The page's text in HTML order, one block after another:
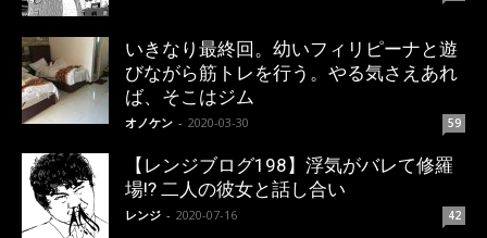
いきなり最終回。幼いフィリピーナと遊
びながら筋トレを行う。やる気さえあれ
ば、そこはジム
オノケン - 2020-03-30 59
【レンジブログ198】浮気がバレて修羅
場!? 二人の彼女と話し合い
レンジ - 2020-07-16 42